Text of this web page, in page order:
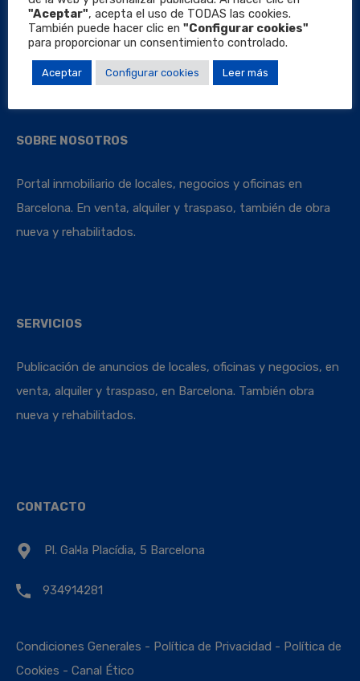
Locales Barcelona
SOBRE NOSOTROS
Portal inmobiliario de locales, negocios y oficinas en
Barcelona. En venta, alquiler y traspaso, también de obra
nueva y rehabilitados.
SERVICIOS
Publicación de anuncios de locales, oficinas y negocios, en
venta, alquiler y traspaso, en Barcelona. También obra
nueva y rehabilitados.
CONTACTO
Pl. Gal·la Placídia, 5 Barcelona
934914281
Condiciones Generales - Política de Privacidad - Política de
Cookies - Canal Ético
"Aceptar", acepta el uso de TODAS las cookies.
También puede hacer clic en "Configurar cookies"
para proporcionar un consentimiento controlado.
Aceptar Configurar cookies Leer más